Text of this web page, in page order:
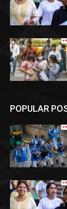
POPULAR